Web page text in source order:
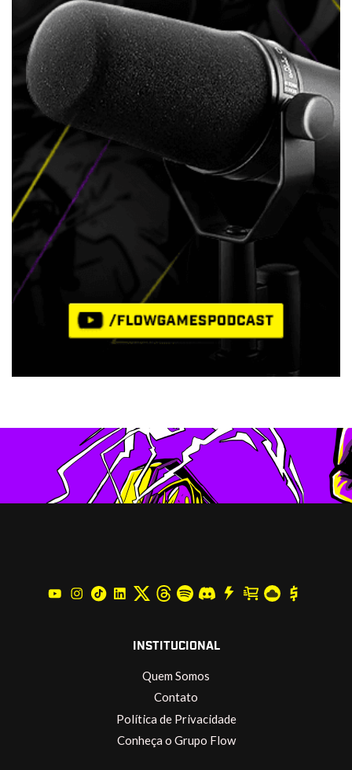
INSTITUCIONAL
Quem Somos
Contato
Política de Privacidade
Conheça o Grupo Flow